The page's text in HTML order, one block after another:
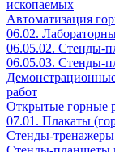
ископаемых
Автоматизация
06.02.
06.05.02. Стенды-
06.05.03. Стенды-
работ
Открытые горные
07.01. Плакаты
Стенды-